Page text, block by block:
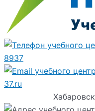
8937
37.ru
Хабаровск